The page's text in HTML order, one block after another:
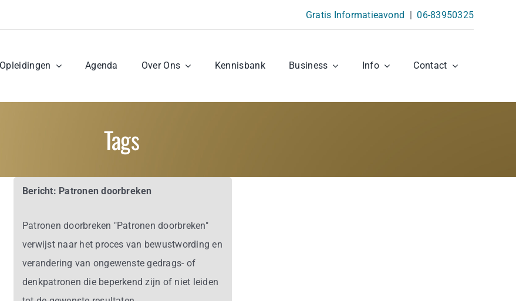
Gratis Informatieavond | 06-83950325
Opleidingen Agenda Over Ons Kennisbank Business Info Contact
Tags
Bericht: Patronen doorbreken
Patronen doorbreken "Patronen doorbreken"
verwijst naar het proces van bewustwording en
verandering van ongewenste gedrags- of
denkpatronen die beperkend zijn of niet leiden